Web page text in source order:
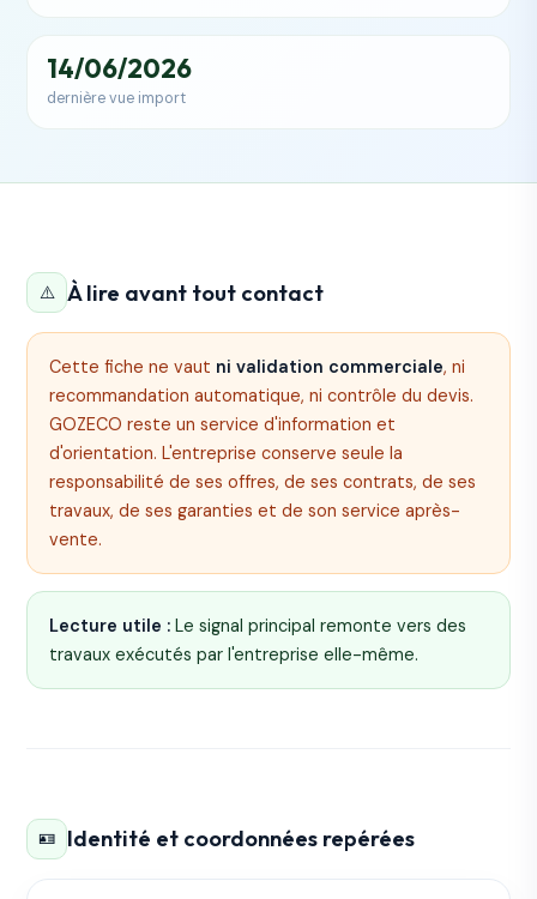
14/06/2026
dernière vue import
⚠️ À lire avant tout contact
Cette fiche ne vaut ni validation commerciale, ni
recommandation automatique, ni contrôle du devis.
GOZECO reste un service d'information et
d'orientation. L'entreprise conserve seule la
responsabilité de ses offres, de ses contrats, de ses
travaux, de ses garanties et de son service après-
vente.
Lecture utile : Le signal principal remonte vers des
travaux exécutés par l'entreprise elle-même.
🪪 Identité et coordonnées repérées